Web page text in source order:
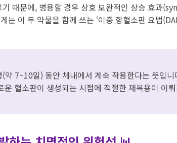
때문에, 병용할 경우 상호 보완적인 상승 효과
는 이 두 약물을 함께 쓰는 ‘이중 항혈소판 요법
약 7~10일) 동안 체내에서 계속 작용한다는 뜻입
혈소판이 생성되는 시점에 적절한 재복용이 이